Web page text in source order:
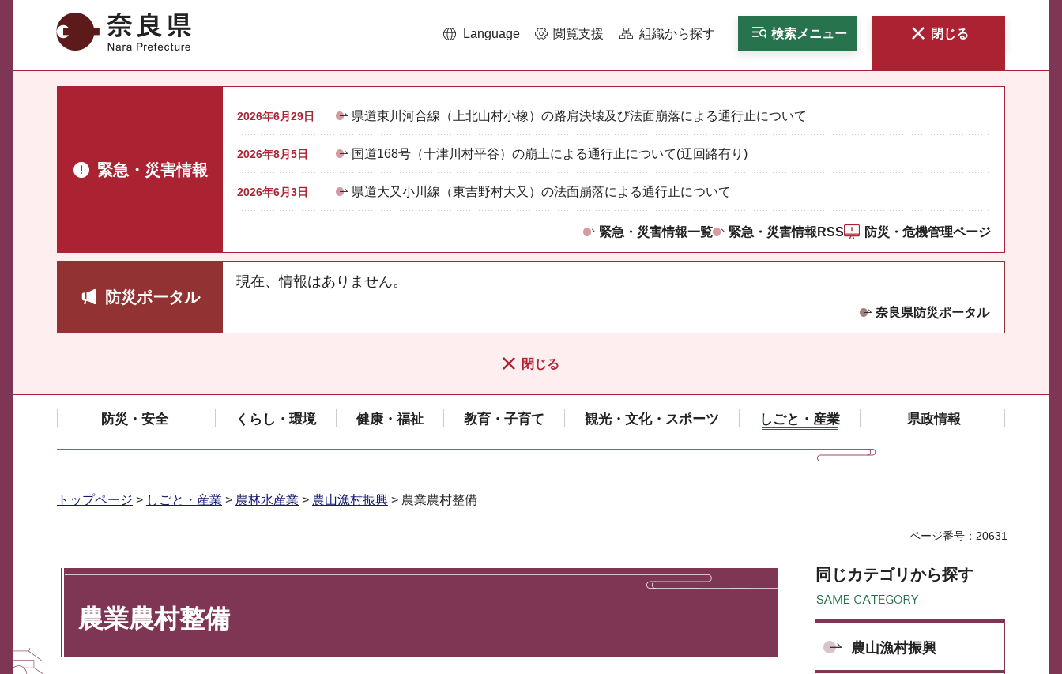
奈良県 Language 閲覧支援 組織から探す 検索メニュー 閉じる
緊急・災害情報
2026年6月29日 県道東川河合線（上北山村小橡）の路肩決壊及び法面崩落による通行止について
2026年8月5日 国道168号（十津川村平谷）の崩土による通行止について(迂回路有り)
2026年6月3日 県道大又小川線（東吉野村大又）の法面崩落による通行止について
緊急・災害情報一覧 緊急・災害情報RSS 防災・危機管理ページ
防災ポータル
現在、情報はありません。
奈良県防災ポータル
閉じる
防災・安全 くらし・環境 健康・福祉 教育・子育て 観光・文化・スポーツ しごと・産業 県政情報
トップページ > しごと・産業 > 農林水産業 > 農山漁村振興 > 農業農村整備
ページ番号：20631
農業農村整備
同じカテゴリから探す
農山漁村振興